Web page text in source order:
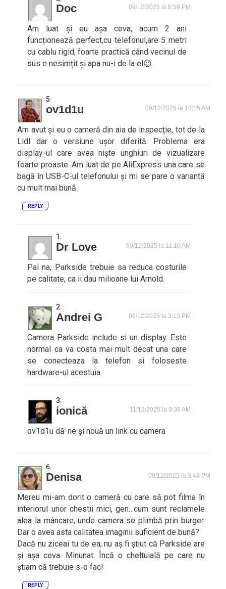
Doc 09/12/2025 la 8:59 PM
Am luat și eu așa ceva, acum 2 ani
funcționează perfect,cu telefonul,are 5 metri
cu cablu rigid, foarte practică când vecinul de
sus e nesimțit și apa nu-i de la el😉
ov1d1u 09/12/2025 la 10:15 AM
Am avut și eu o cameră din aia de inspecție, tot de la
Lidl dar o versiune ușor diferită. Problema era
display-ul care avea niște unghiuri de vizualizare
foarte proaste. Am luat de pe AliExpress una care se
bagă în USB-C-ul telefonului și mi se pare o variantă
cu mult mai bună.
REPLY
Dr Love 09/12/2025 la 11:10 AM
Pai na, Parkside trebuie sa reduca costurile
pe calitate, ca ii dau milioane lui Arnold.
Andrei G 09/12/2025 la 3:13 PM
Camera Parkside include si un display. Este
normal ca va costa mai mult decat una care
se conecteaza la telefon si foloseste
hardware-ul acestuia.
ionică 11/12/2025 la 9:39 AM
ov1d1u dă-ne și nouă un link cu camera
Denisa 09/12/2025 la 3:48 PM
Mereu mi-am dorit o cameră cu care să pot filma în
interiorul unor chestii mici, gen…cum sunt reclamele
alea la mâncare, unde camera se plimbă prin burger.
Dar o avea asta calitatea imaginii suficient de bună?
Dacă nu ziceai tu de ea, nu aș fi știut că Parkside are
și așa ceva. Minunat. Încă o cheltuială pe care nu
știam că trebuie s-o fac!
REPLY